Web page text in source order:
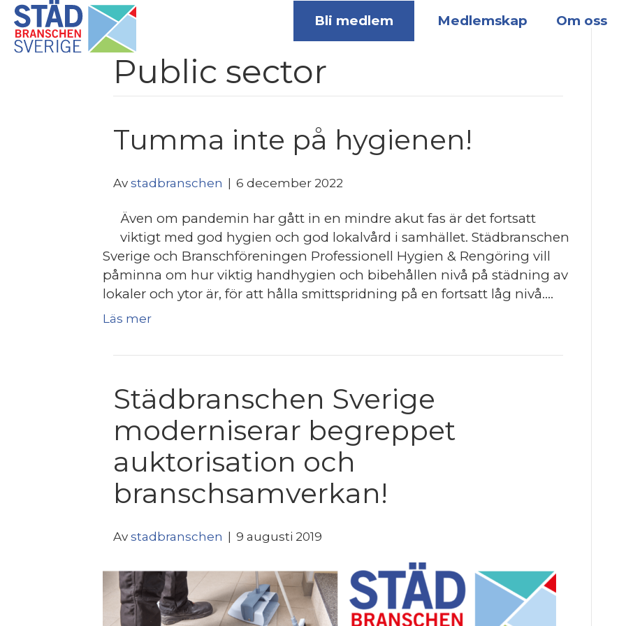
Bli medlem Medlemskap Om oss
Public sector
Tumma inte på hygienen!
Av stadbranschen 6 december 2022
Även om pandemin har gått in en mindre akut fas är det fortsatt
viktigt med god hygien och god lokalvård i samhället. Städbranschen
Sverige och Branschföreningen Professionell Hygien & Rengöring vill
påminna om hur viktig handhygien och bibehållen nivå på städning av
lokaler och ytor är, för att hålla smittspridning på en fortsatt låg nivå.…
Läs mer
Städbranschen Sverige
moderniserar begreppet
auktorisation och
branschsamverkan!
Av stadbranschen 9 augusti 2019